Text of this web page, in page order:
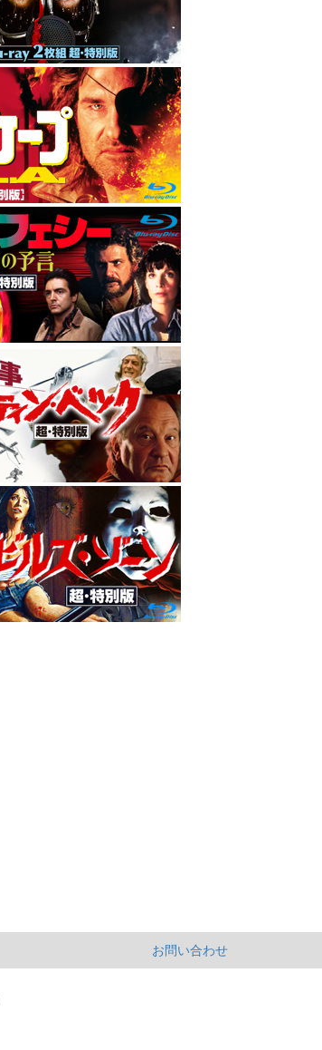
お問い合わせ